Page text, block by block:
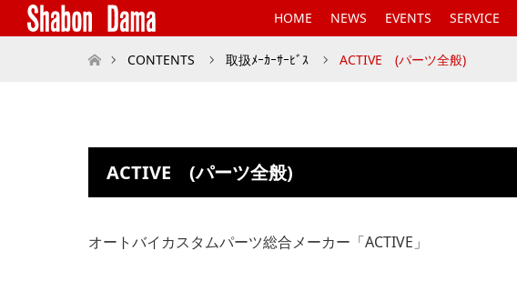
HOME NEWS EVENTS SERVICE
ホームCONTENTS 取扱ﾒｰｶｰｻｰﾋﾞｽ ACTIVE (パーツ全般)
ACTIVE (パーツ全般)
オートバイカスタムパーツ総合メーカー「ACTIVE」